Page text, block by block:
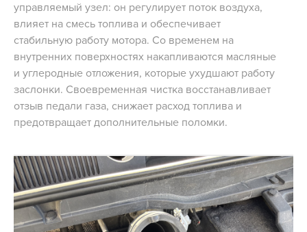
управляемый узел: он регулирует поток воздуха,
влияет на смесь топлива и обеспечивает
стабильную работу мотора. Со временем на
внутренних поверхностях накапливаются масляные
и углеродные отложения, которые ухудшают работу
заслонки. Своевременная чистка восстанавливает
отзыв педали газа, снижает расход топлива и
предотвращает дополнительные поломки.